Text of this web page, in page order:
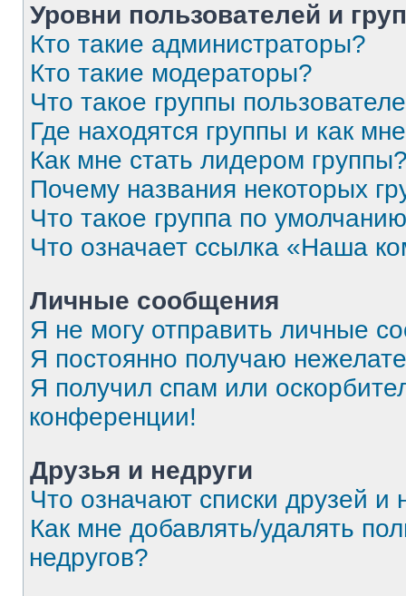
Уровни пользователей и
Кто такие администраторы?
Кто такие модераторы?
Что такое группы
Где находятся группы и как
Как мне стать лидером
Почему названия некоторых
Что такое группа по
Что означает ссылка «Наша
Личные сообщения
Я не могу отправить личные
Я постоянно получаю
Я получил спам или
конференции!
Друзья и недруги
Что означают списки друзей и
Как мне добавлять/удалять
недругов?